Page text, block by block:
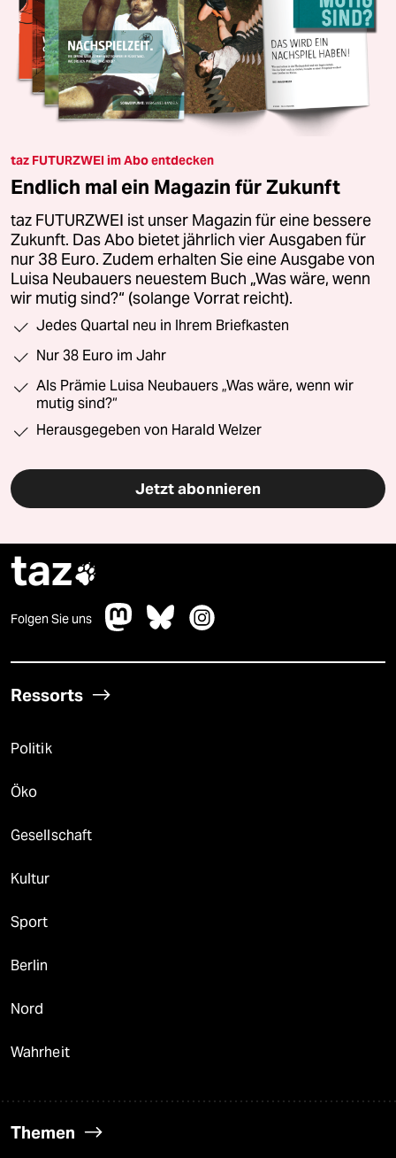
taz FUTURZWEI im Abo entdecken
Endlich mal ein Magazin für Zukunft
taz FUTURZWEI ist unser Magazin für eine bessere
Zukunft. Das Abo bietet jährlich vier Ausgaben für
nur 38 Euro. Zudem erhalten Sie eine Ausgabe von
Luisa Neubauers neuestem Buch „Was wäre, wenn
wir mutig sind?“ (solange Vorrat reicht).
Jedes Quartal neu in Ihrem Briefkasten
Nur 38 Euro im Jahr
Als Prämie Luisa Neubauers „Was wäre, wenn wir
mutig sind?“
Herausgegeben von Harald Welzer
Jetzt abonnieren
taz
Folgen Sie uns
Ressorts
Politik
Öko
Gesellschaft
Kultur
Sport
Berlin
Nord
Wahrheit
Themen